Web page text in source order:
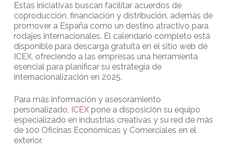
Estas iniciativas buscan facilitar acuerdos de
coproducción, financiación y distribución, además de
promover a España como un destino atractivo para
rodajes internacionales. El calendario completo está
disponible para descarga gratuita en el sitio web de
ICEX, ofreciendo a las empresas una herramienta
esencial para planificar su estrategia de
internacionalización en 2025.
Para más información y asesoramiento
personalizado, ICEXpone a disposición su equipo
especializado en industrias creativas y su red de más
de 100 Oficinas Económicas y Comerciales en el
exterior.